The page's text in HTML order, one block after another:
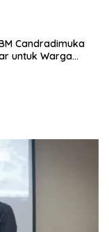
Candradimuka
untuk Warga